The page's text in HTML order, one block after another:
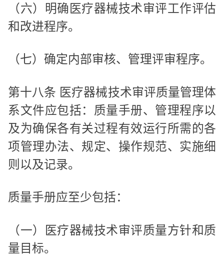
（六）明确医疗器械技术审评工作评估
和改进程序。
（七）确定内部审核、管理评审程序。
第十八条 医疗器械技术审评质量管理体
系文件应包括：质量手册、管理程序以
及为确保各有关过程有效运行所需的各
项管理办法、规定、操作规范、实施细
则以及记录。
质量手册应至少包括：
（一）医疗器械技术审评质量方针和质
量目标。